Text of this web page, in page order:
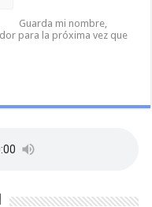
Guarda mi nombre,
para la próxima vez que